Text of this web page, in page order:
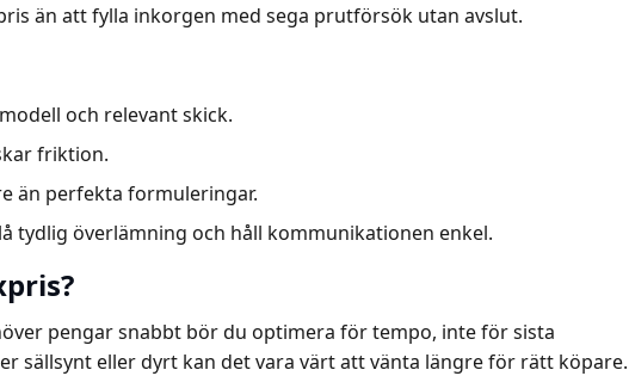
än att fylla inkorgen med sega prutförsök utan avslut.
och relevant skick.
friktion.
än perfekta formuleringar.
tydlig överlämning och håll kommunikationen enkel.
pengar snabbt bör du optimera för tempo, inte för sista
sällsynt eller dyrt kan det vara värt att vänta längre för rätt köpare.